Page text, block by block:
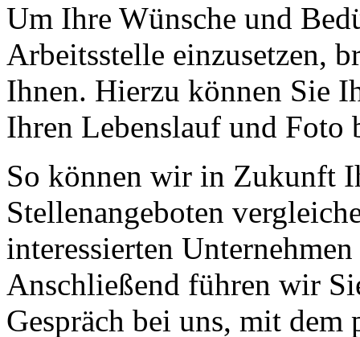
Um Ihre Wünsche und
Arbeitsstelle einzusetzen,
Ihnen. Hierzu können Sie
Ihren Lebenslauf und Foto
So können wir in Zukunft
Stellenangeboten
interessierten
Anschließend führen wir
Gespräch bei uns, mit